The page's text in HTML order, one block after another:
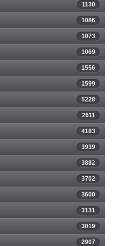
1130
1086
1073
1069
1556
1599
5228
2611
4183
3939
3882
3702
3600
3131
3019
2907